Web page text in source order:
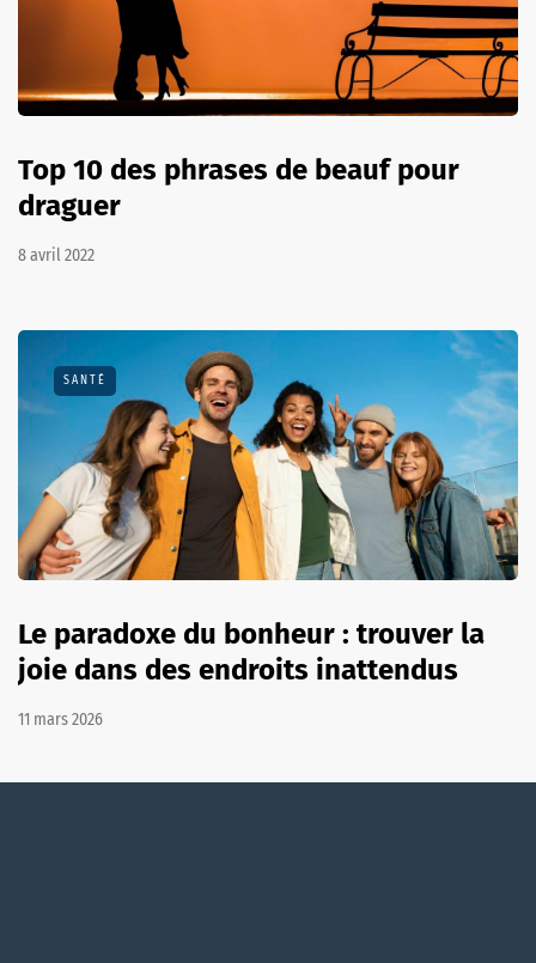
Top 10 des phrases de beauf pour
draguer
8 avril 2022
SANTÉ
Le paradoxe du bonheur : trouver la
joie dans des endroits inattendus
11 mars 2026